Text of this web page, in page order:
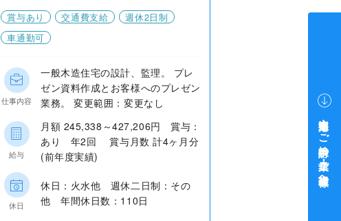
賞与あり 交通費支給
週休2日制
車通勤可
仕事内容
一般木造住宅の設計、監理。 プレ
ゼン資料作成とお客様へのプレゼン
業務。 変更範囲：変更なし
給与
月額 245,338～427,206円 賞与：
あり 年2回 賞与月数 計4ヶ月分
(前年度実績)
休日
休日：火水他 週休二日制：その
他 年間休日数：110日
中途採用をご検討中の企業・ご担当者様へ